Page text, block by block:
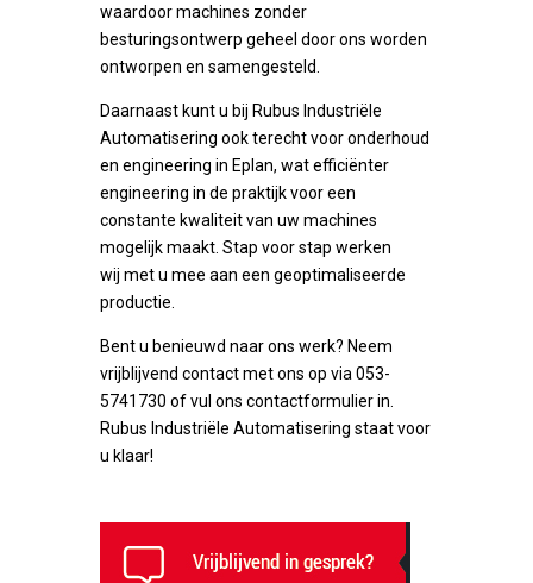
waardoor machines zonder
besturingsontwerp geheel door ons worden
ontworpen en samengesteld.
Daarnaast kunt u bij Rubus Industriële
Automatisering ook terecht voor onderhoud
en engineering in Eplan, wat efficiënter
engineering in de praktijk voor een
constante kwaliteit van uw machines
mogelijk maakt. Stap voor stap werken
wij met u mee aan een geoptimaliseerde
productie.
Bent u benieuwd naar ons werk? Neem
vrijblijvend contact met ons op via 053-
5741730 of vul ons contactformulier in.
Rubus Industriële Automatisering staat voor
u klaar!